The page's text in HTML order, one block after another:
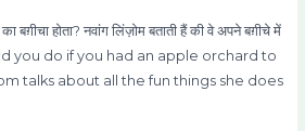
होता? नवांग लिंज़ोम बताती हैं की वे अपने बग़ीचे में
you do if you had an apple orchard to
talks about all the fun things she does